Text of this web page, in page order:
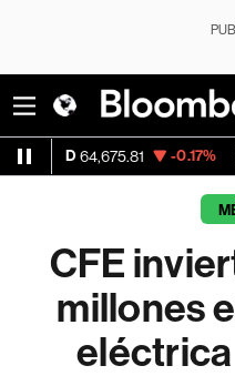
64,675.81 -0.17% ETH/USD
CFE
millones